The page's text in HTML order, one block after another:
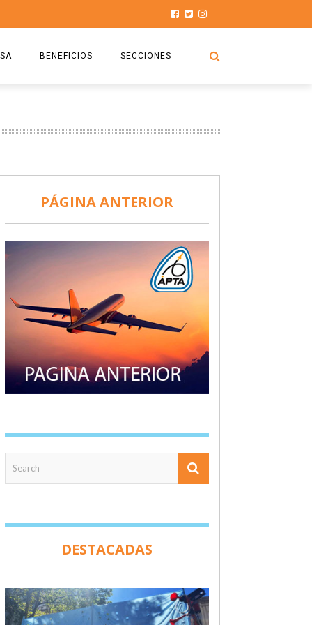
BENEFICIOS
COMISIÓN
DOCUMENTOS
SEGURO DE SEPELIOS
SECCIONES
HISTORIAS DE LUCHA
TURISMO Y RECREACIÓN
PÁGINA ANTERIOR
DESTACADAS